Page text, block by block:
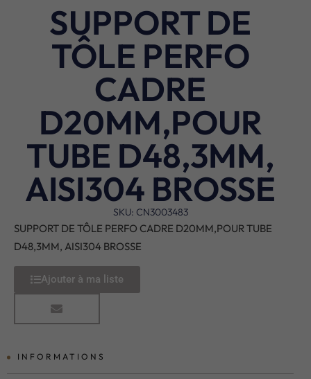
SUPPORT DE
TÔLE PERFO
CADRE
D20MM,POUR
TUBE D48,3MM,
AISI304 BROSSE
SKU: CN3003483
SUPPORT DE TÔLE PERFO CADRE D20MM,POUR TUBE
D48,3MM, AISI304 BROSSE
Ajouter à ma liste
INFORMATIONS